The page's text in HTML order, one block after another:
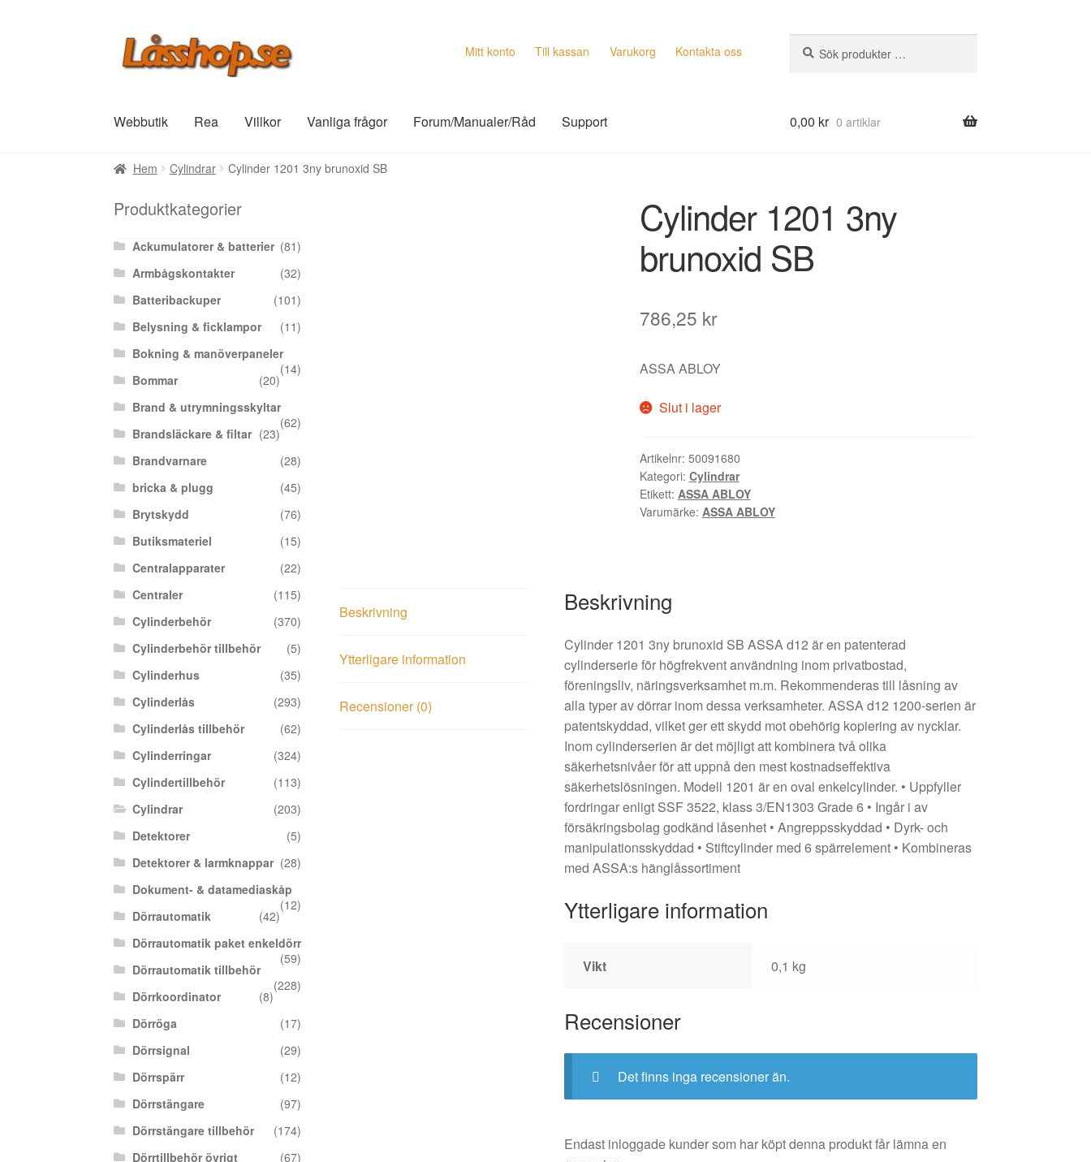
Hoppa
till
Hoppa
till
Mitt konto Till kassan Varukorg Kontakta oss
efter:
Webbutik Rea Villkor Vanliga frågor Forum/Manualer/Råd Support 0,00 kr 0 artiklar
Hem Cylindrar Cylinder 1201 3ny brunoxid SB
Cylinder 1201 3ny
brunoxid SB
786,25 kr
ASSA ABLOY
Slut i lager
Artikelnr: 50091680
Kategori: Cylindrar
Etikett: ASSA ABLOY
Varumärke: ASSA ABLOY
Beskrivning
Ytterligare information
Recensioner (0)
Beskrivning
Cylinder 1201 3ny brunoxid SB ASSA d12 är en patenterad
cylinderserie för högfrekvent användning inom privatbostad,
föreningsliv, näringsverksamhet m.m. Rekommenderas till låsning av
alla typer av dörrar inom dessa verksamheter. ASSA d12 1200-serien är
patentskyddad, vilket ger ett skydd mot obehörig kopiering av nycklar.
Inom cylinderserien är det möjligt att kombinera två olika
säkerhetsnivåer för att uppnå den mest kostnadseffektiva
säkerhetslösningen. Modell 1201 är en oval enkelcylinder. • Uppfyller
fordringar enligt SSF 3522, klass 3/EN1303 Grade 6 • Ingår i av
försäkringsbolag godkänd låsenhet • Angreppsskyddad • Dyrk- och
manipulationsskyddad • Stiftcylinder med 6 spärrelement • Kombineras
med ASSA:s hänglåssortiment
Ytterligare information
Vikt 0,1 kg
Recensioner
Det finns inga recensioner än.
Endast inloggade kunder som har köpt denna produkt får lämna en
Produktkategorier
Ackumulatorer & batterier (81)
Armbågskontakter
(32)
Batteribackuper
(101)
Belysning & ficklampor
(11)
Bokning & manöverpaneler
(14)
Bommar
(20)
Brand & utrymningsskyltar
(62)
Brandsläckare & filtar (23)
Brandvarnare
(28)
bricka & plugg
(45)
Brytskydd
(76)
Butiksmateriel
(15)
Centralapparater
(22)
Centraler
(115)
Cylinderbehör
(370)
Cylinderbehör tillbehör
(5)
Cylinderhus
(35)
Cylinderlås
(293)
Cylinderlås tillbehör
(62)
Cylinderringar
(324)
Cylindertillbehör
(113)
Cylindrar
(203)
Detektorer
(5)
Detektorer & larmknappar (28)
Dokument- & datamediaskåp
(12)
Dörrautomatik
(42)
Dörrautomatik paket enkeldörr
(59)
Dörrautomatik tillbehör
(228)
Dörrkoordinator
(8)
Dörröga
(17)
Dörrsignal
(29)
Dörrspärr
(12)
Dörrstängare
(97)
Dörrstängare tillbehör
(174)
Dörrtillbehör övrigt
(67)